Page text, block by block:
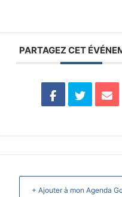
PARTAGEZ CET
+ Ajouter à mon Agenda